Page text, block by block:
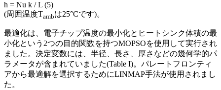
h = Nu k / L (5)
(周囲温度Tambは25°Cです)。
最適化は、電子チップ温度の最小化とヒートシンク体積の最
小化という2つの目的関数を持つMOPSOを使用して実行され
ました。決定変数には、半径、長さ、厚さなどの幾何学的パ
ラメータが含まれていました(Table I)。パレートフロンティ
アから最適解を選択するためにLINMAP手法が使用されまし
た。